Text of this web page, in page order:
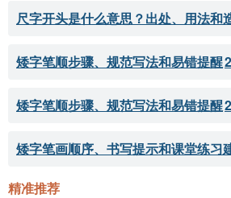
尺字开头是什么意思？出处、用法和
矮字笔顺步骤、规范写法和易错提醒
矮字笔顺步骤、规范写法和易错提醒
矮字笔画顺序、书写提示和课堂练习
精准推荐